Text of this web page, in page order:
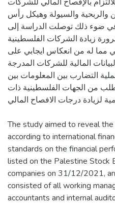
والسيولة وهيكل رأس
ضوء ذلك توصلت الدراسة إلى
زيادة الشركات الفلسطينية
مما له من انعكاس ايجابي على
المالية للشركات المدرجة
التضارب بين المعلومات بين
من الجهات الفلسطينية ذات
لزيادة درجات الافصاح المالي.
The study aimed to reveal
according to international
standards on the financial
listed on the Palestine Stock
companies on 31/12/2021,
consisted of all working
accountants and internal